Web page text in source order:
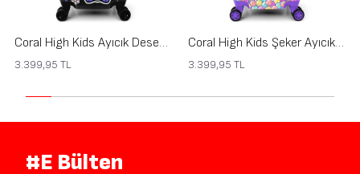
Coral High Kids Ayıcık Desenli Çocuk Valizi 16694
3.399,95 TL
Coral High Kids Şeker Ayıcık Desenli Çocuk Valizi 16693
3.399,95 TL
#E Bülten